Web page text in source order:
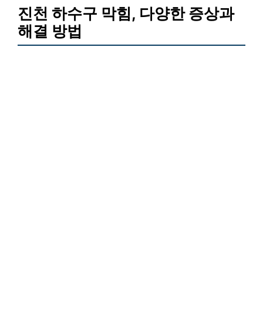
진천 하수구 막힘, 다양한 증상과
해결 방법